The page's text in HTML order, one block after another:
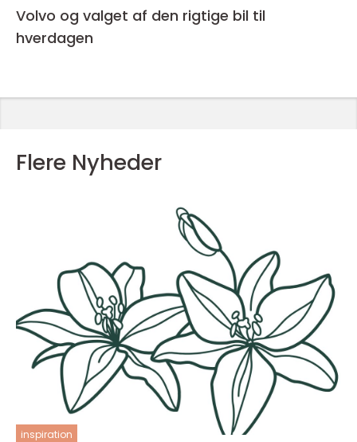
Volvo og valget af den rigtige bil til
hverdagen
Flere Nyheder
inspiration